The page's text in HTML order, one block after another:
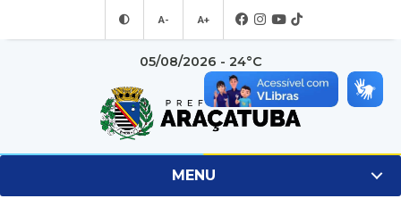
A- A+
05/08/2026 - 24°C
MENU